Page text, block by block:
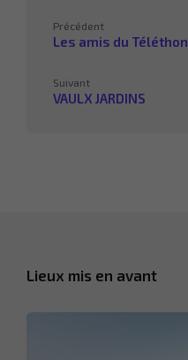
Précédent
Les amis du Téléthon
Suivant
VAULX JARDINS
Lieux mis en avant